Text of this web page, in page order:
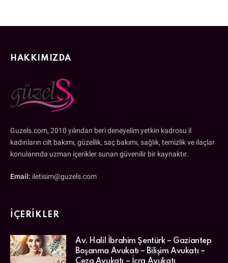
HAKKIMIZDA
Guzels.com, 2010 yılından beri deneyelim yetkin kadrosu il
kadınların cilt bakımı, güzellik, saç bakımı, sağlık, temizlik ve ilaçlar
konularında uzman içerikler sunan güvenilir bir kaynaktır.
Email: iletisim@guzels.com
İÇERIKLER
Av. Halil İbrahim Şentürk – Gaziantep
Boşanma Avukatı – Bilişim Avukatı –
Ceza Avukatı – İcra Avukatı